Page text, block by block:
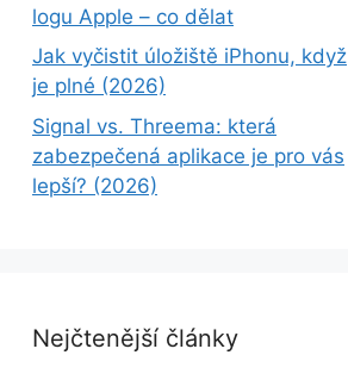
logu Apple – co dělat
Jak vyčistit úložiště iPhonu, když
je plné (2026)
Signal vs. Threema: která
zabezpečená aplikace je pro vás
lepší? (2026)
Nejčtenější články